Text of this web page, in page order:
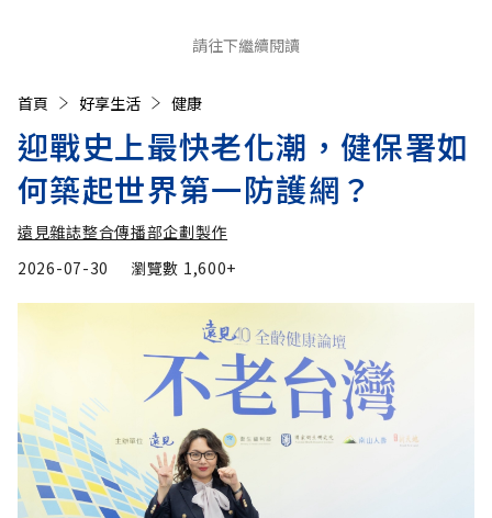
請往下繼續閱讀
首頁 好享生活 健康
迎戰史上最快老化潮，健保署如
何築起世界第一防護網？
遠見雜誌整合傳播部企劃製作
2026-07-30
瀏覽數 1,600+